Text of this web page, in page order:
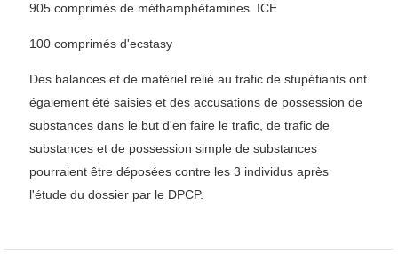
905 comprimés de méthamphétamines ICE
100 comprimés d'ecstasy
Des balances et de matériel relié au trafic de stupéfiants ont
également été saisies et des accusations de possession de
substances dans le but d'en faire le trafic, de trafic de
substances et de possession simple de substances
pourraient être déposées contre les 3 individus après
l'étude du dossier par le DPCP.